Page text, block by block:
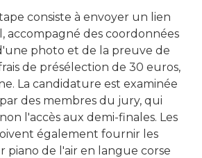
consiste à envoyer un lien
accompagné des coordonnées
photo et de la preuve de
de présélection de 30 euros,
La candidature est examinée
des membres du jury, qui
l'accès aux demi-finales. Les
également fournir les
piano de l'air en langue corse